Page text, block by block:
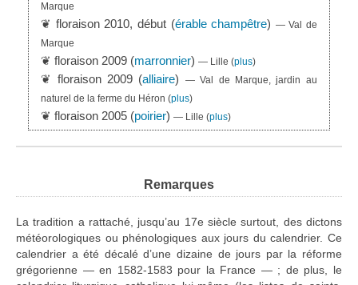
Marque
❦ floraison 2010, début (érable champêtre) — Val de
Marque
❦ floraison 2009 (marronnier)— Lille (plus)
❦ floraison 2009 (alliaire)
— Val de Marque, jardin au
naturel de la ferme du Héron (plus)
❦ floraison 2005 (poirier)— Lille (plus)
Remarques
La tradition a rattaché, jusqu’au 17e siècle surtout, des dictons
météorologiques ou phénologiques aux jours du calendrier. Ce
calendrier a été décalé d’une dizaine de jours par la réforme
grégorienne — en 1582-1583 pour la France — ; de plus, le